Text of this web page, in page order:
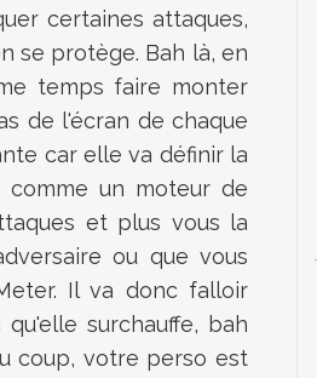
certaines attaques,
se protège. Bah là, en
temps faire monter
de l'écran de chaque
car elle va définir la
un moteur de
et plus vous la
ou que vous
Il va donc falloir
surchauffe, bah
coup, votre perso est